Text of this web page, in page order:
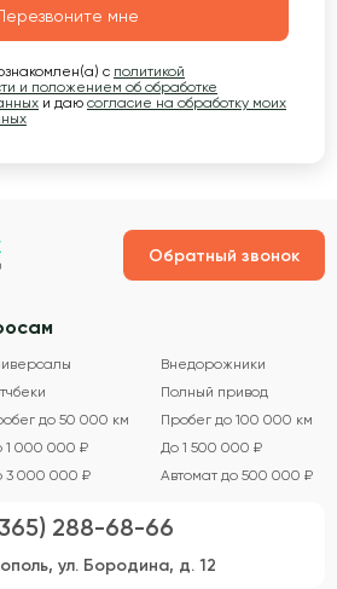
мне
с политикой
и положением об обработке
и даю согласие на обработку моих
Обратный звонок
Внедорожники
Полный привод
до 50 000 км
Пробег до 100 000 км
1 000 000 ₽
До 1 500 000 ₽
3 000 000 ₽ Автомат до 500 000 ₽
288-68-66
ул. Бородина, д. 12